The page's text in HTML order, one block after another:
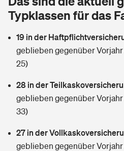
Rentenrechner: Wie viel Geld
Wer versichert was: Jetzt
Vermieterrrechtsschutz
Mietkautionsversicherung
Zur Übersicht
Tools
Kinderunfall­ver­si­che­rung
Kinderinvalidität
Reiseversicherung
Hundehalter-Haftpflicht
Pferdehalter-Haftpflicht
Tierkrankenversicherung
Zur Übersicht
Tools
Wer versichert was: Jetzt
Sie haben Fragen?
Typklassen für das
19 in der
geblieben gegenüber Vorjahr
25)
28 in der
geblieben gegenüber Vorjahr
33)
27 in der
geblieben gegenüber Vorjahr